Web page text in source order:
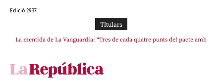
Edició 2937
TItulars
La mentida de La Vanguardia: “Tres de cada quatre punts del pacte amb